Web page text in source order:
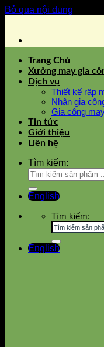
Bỏ qua nội dung
Trang Chủ
Xưởng may gia
Dịch vụ
Thiết kế rập
Nhận gia
Gia công
Tin tức
Giới thiệu
Liên hệ
Tìm kiếm:
English
Tìm kiếm:
English